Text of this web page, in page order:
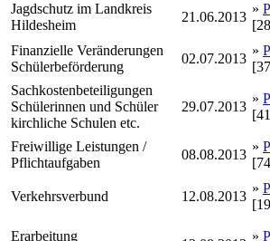
Jagdschutz im Landkreis
Hildesheim
21.06.2013
»
Finanzielle Veränderungen
Schülerbeförderung
02.07.2013
»
Sachkostenbeteiligungen
Schülerinnen und Schüler
kirchliche Schulen etc.
29.07.2013
»
Freiwillige Leistungen /
Pflichtaufgaben
08.08.2013
»
Verkehrsverbund 12.08.2013
»
Erarbeitung
»